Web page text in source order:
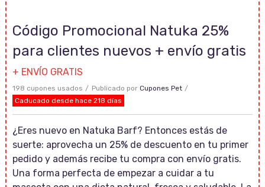
Código Promocional Natuka 25%
para clientes nuevos + envío gratis
+ ENVÍO GRATIS
198 cupones usados Publicado por Cupones Pet
Caducado desde hace 218 días
¿Eres nuevo en Natuka Barf? Entonces estás de
suerte: aprovecha un 25% de descuento en tu primer
pedido y además recibe tu compra con envío gratis.
Una forma perfecta de empezar a cuidar a tu